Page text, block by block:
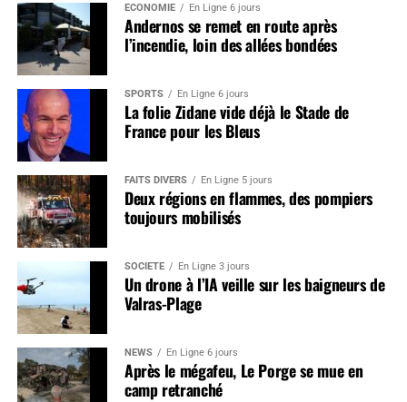
ÉCONOMIE En Ligne 6 jours
Andernos se remet en route après
l’incendie, loin des allées bondées
SPORTS En Ligne 6 jours
La folie Zidane vide déjà le Stade de
France pour les Bleus
FAITS DIVERS En Ligne 5 jours
Deux régions en flammes, des pompiers
toujours mobilisés
SOCIÉTÉ En Ligne 3 jours
Un drone à l’IA veille sur les baigneurs de
Valras-Plage
NEWS En Ligne 6 jours
Après le mégafeu, Le Porge se mue en
camp retranché